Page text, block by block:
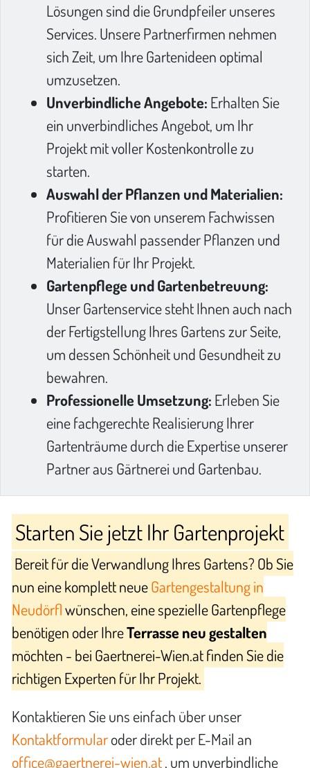
Lösungen sind die Grundpfeiler unseres
Services. Unsere Partnerfirmen nehmen
sich Zeit, um Ihre Gartenideen optimal
umzusetzen.
Unverbindliche Angebote: Erhalten Sie
ein unverbindliches Angebot, um Ihr
Projekt mit voller Kostenkontrolle zu
starten.
Auswahl der Pflanzen und Materialien:
Profitieren Sie von unserem Fachwissen
für die Auswahl passender Pflanzen und
Materialien für Ihr Projekt.
Gartenpflege und Gartenbetreuung:
Unser Gartenservice steht Ihnen auch nach
der Fertigstellung Ihres Gartens zur Seite,
um dessen Schönheit und Gesundheit zu
bewahren.
Professionelle Umsetzung: Erleben Sie
eine fachgerechte Realisierung Ihrer
Gartenträume durch die Expertise unserer
Partner aus Gärtnerei und Gartenbau.
Starten Sie jetzt Ihr Gartenprojekt
Bereit für die Verwandlung Ihres Gartens? Ob Sie
nun eine komplett neueGartengestaltung in
Neudörflwünschen, eine spezielle Gartenpflege
benötigen oder IhreTerrasse neu gestalten
möchten - bei Gaertnerei-Wien.at finden Sie die
richtigen Experten für Ihr Projekt.
Kontaktieren Sie uns einfach über unser
Kontaktformularoder direkt per E-Mail an
office@gaertnerei-wien.at, um unverbindliche